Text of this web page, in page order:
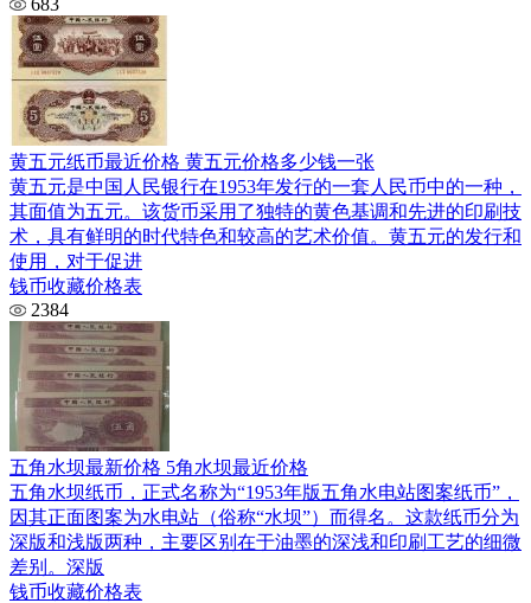
黄五元纸币最近价格 黄五元价格多少钱一张
黄五元是中国人民银行在1953年发行的一套人民币中的一种，
其面值为五元。该货币采用了独特的黄色基调和先进的印刷技
术，具有鲜明的时代特色和较高的艺术价值。黄五元的发行和
使用，对于促进
钱币收藏价格表
2384
五角水坝最新价格 5角水坝最近价格
五角水坝纸币，正式名称为“1953年版五角水电站图案纸币”，
因其正面图案为水电站（俗称“水坝”）而得名。这款纸币分为
深版和浅版两种，主要区别在于油墨的深浅和印刷工艺的细微
差别。深版
钱币收藏价格表